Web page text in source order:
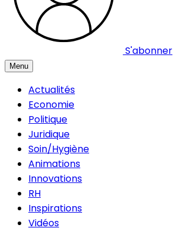
S'abonner
Menu
Actualités
Economie
Politique
Juridique
Soin/Hygiène
Animations
Innovations
RH
Inspirations
Vidéos